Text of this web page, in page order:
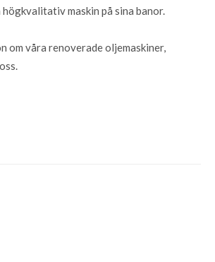
maskin på sina banor.
om våra renoverade oljemaskiner,
oss.